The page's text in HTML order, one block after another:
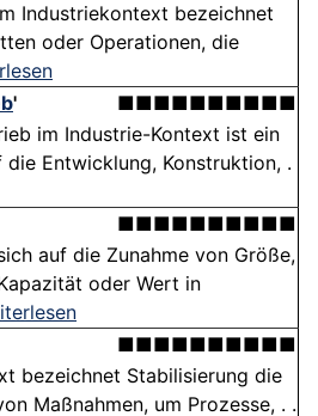
Industriekontext bezeichnet
oder Operationen, die
'
■■■■■■■■■■
im Industrie-Kontext ist ein
die Entwicklung, Konstruktion, .
■■■■■■■■■■
auf die Zunahme von Größe,
oder Wert in
■■■■■■■■■■
bezeichnet Stabilisierung die
Maßnahmen, um Prozesse, . .